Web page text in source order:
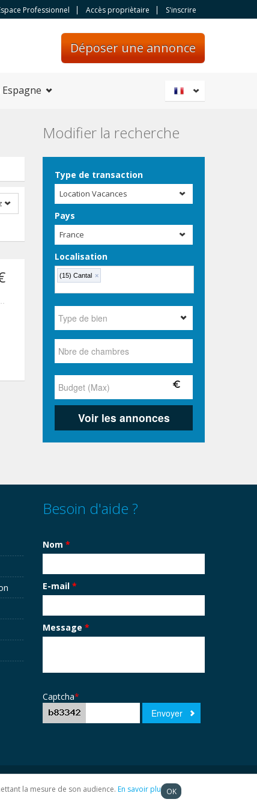
Professionnel Accès propriètaire S'inscrire
Déposer une annonce
Modifier la recherche
Type de transaction
Location Vacances
Pays
France
Localisation
(15) Cantal ×
Besoin d'aide ?
Nom *
E-mail *
Message *
Captcha*
la mesure de son audience. En savoir plus OK